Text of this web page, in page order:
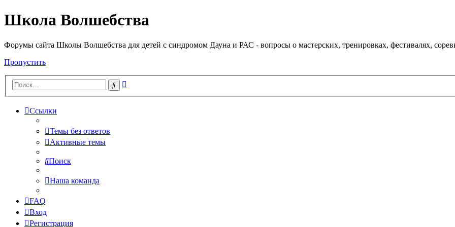
Школа Волшебства
Форумы сайта Школы Волшебства для детей с синдромом Дауна и РАС - вопросы о мастерских, тренировках, фестивалях,
Пропустить
Поиск
Ссылки
Темы без ответов
Активные темы
Поиск
Наша команда
FAQ
Вход
Регистрация